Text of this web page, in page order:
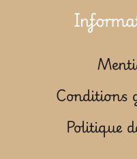
Conditions
Politique